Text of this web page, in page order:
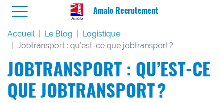
Amalo Recrutement
Accueil Le Blog
Logistique
Jobtransport : qu’est-ce que jobtransport ?
JOBTRANSPORT : QU’EST-CE
QUE JOBTRANSPORT ?